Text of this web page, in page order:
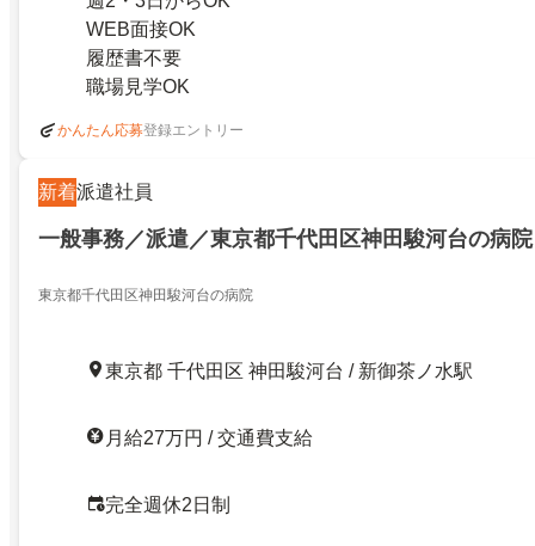
WEB面接OK
履歴書不要
職場見学OK
かんたん応募登録エントリー
新着派遣社員
一般事務／派遣／東京都千代田区神田駿河台の病院
東京都千代田区神田駿河台の病院
東京都 千代田区 神田駿河台 / 新御茶ノ水駅
月給27万円 / 交通費支給
完全週休2日制